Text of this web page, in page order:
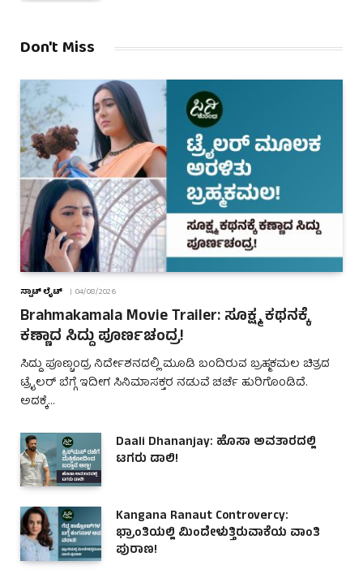
Don't Miss
ಸ್ಪಾಟ್ ಲೈಟ್ 04/08/2026
Brahmakamala Movie Trailer: ಸೂಕ್ಷ್ಮ ಕಥನಕ್ಕೆ
ಕಣ್ಣಾದ ಸಿದ್ದು ಪೂರ್ಣಚಂದ್ರ!
ಸಿದ್ದು ಪೂಣ್ಚಂದ್ರ ನಿರ್ದೇಶನದಲ್ಲಿ ಮೂಡಿ ಬಂದಿರುವ ಬ್ರಹ್ಮಕಮಲ ಚಿತ್ರದ
ಟ್ರೈಲರ್ ಬೆಗ್ಗೆ ಇದೀಗ ಸಿನಿಮಾಸಕ್ತರ ನಡುವೆ ಚರ್ಚೆ ಹುರಿಗೊಂಡಿದೆ.
ಅದಕ್ಕೆ…
Daali Dhananjay: ಹೊಸಾ ಅವತಾರದಲ್ಲಿ
ಟಗರು ಡಾಲಿ!
Kangana Ranaut Controvercy:
ಭ್ರಾಂತಿಯಲ್ಲಿ ಮಿಂದೇಳುತ್ತಿರುವಾಕೆಯ ವಾಂತಿ
ಪುರಾಣ!